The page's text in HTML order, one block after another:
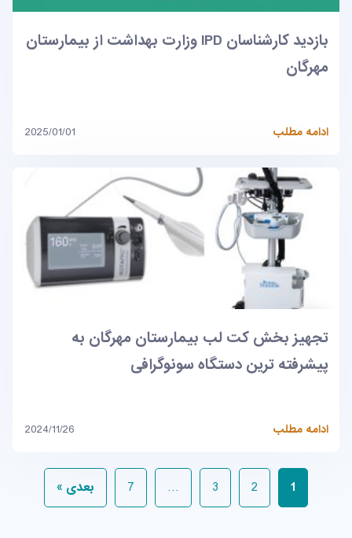
بازدید کارشناسان IPD وزارت بهداشت از بیمارستان
مهرگان
ادامه مطلب 2025/01/01
تجهیز بخش کت لب بیمارستان مهرگان به
پیشرفته ترین دستگاه سونوگرافی
ادامه مطلب 2024/11/26
1
2
3
…
7 بعدی »